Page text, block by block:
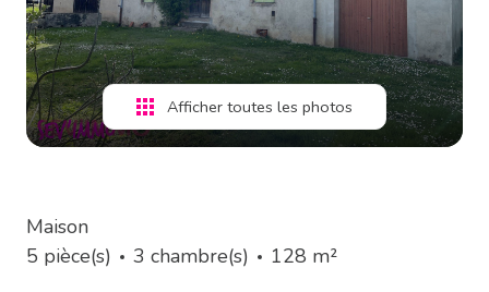
alerte
e-
mail
contact
Afficher toutes les photos
Maison
5 pièce(s)
3 chambre(s)
128 m²